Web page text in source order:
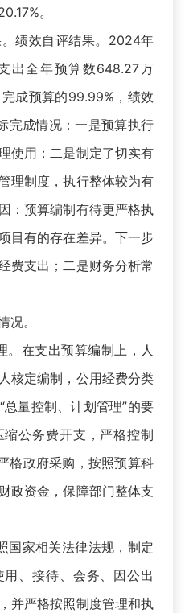
。
绩效自评结果。2024年
出全年预算数648.27万
成预算的99.99%，绩效
完成情况：一是预算执行
使用；二是制定了切实有
理制度，执行整体较为有
：预算编制有待更严格执
目有的存在差异。下一步
费支出；二是财务分析常
。
在支出预算编制上，人
核定编制，公用经费分类
量控制、计划管理”的要
公务费开支，严格控制
格政府采购，按照预算科
政资金，保障部门整体支
家相关法律法规，制定
、接待、会务、因公出
并严格按照制度管理和执